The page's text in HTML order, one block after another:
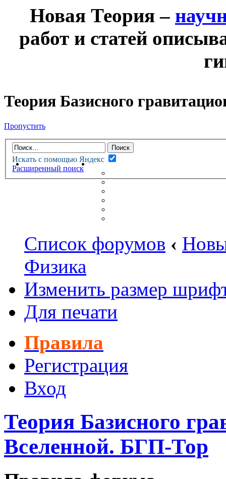
Новая Теория –
работ и статей
Теория Базисного
Пропустить
Искать с помощью Яндекс
Расширенный поиск
НОВАЯ ТЕОРИЯФОРУМ
НЕПРОЧИТАННЫЕ
Список форумов ‹
Физика
Изменить размер
Для печати
Правила
Регистрация
Вход
Теория Базисного
Вселенной. БГП-Тор